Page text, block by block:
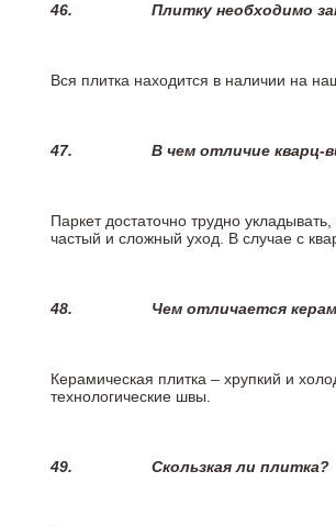
46. Плитку необходимо
Вся плитка находится в наличии на
47. В чем отличие кварц-
Паркет достаточно трудно
частый и сложный уход. В случае с
48. Чем отличается
Керамическая плитка – хрупкий и
технологические швы.
49. Скользкая ли плитка?